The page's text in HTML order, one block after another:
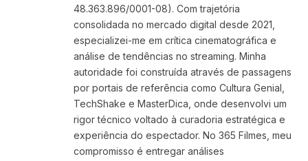
48.363.896/0001-08). Com trajetória
consolidada no mercado digital desde 2021,
especializei-me em crítica cinematográfica e
análise de tendências no streaming. Minha
autoridade foi construída através de passagens
por portais de referência como Cultura Genial,
TechShake e MasterDica, onde desenvolvi um
rigor técnico voltado à curadoria estratégica e
experiência do espectador. No 365 Filmes, meu
compromisso é entregar análises